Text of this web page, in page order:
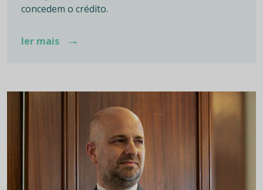
concedem o crédito.
ler mais →